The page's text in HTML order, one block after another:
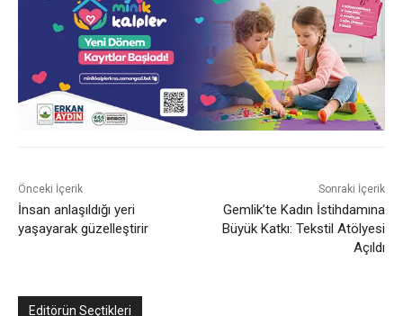
Önceki İçerik
İnsan anlaşıldığı yeri
yaşayarak güzelleştirir
Sonraki İçerik
Gemlik’te Kadın İstihdamına
Büyük Katkı: Tekstil Atölyesi
Açıldı
Editörün Seçtikleri